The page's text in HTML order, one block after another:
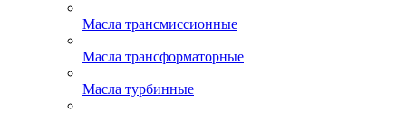
Масла трансмиссионные
Масла трансформаторные
Масла турбинные